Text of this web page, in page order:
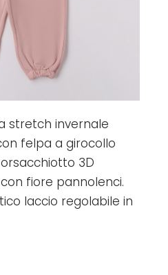
stretch invernale
felpa a girocollo
3D
fiore pannolenci.
laccio regolabile in